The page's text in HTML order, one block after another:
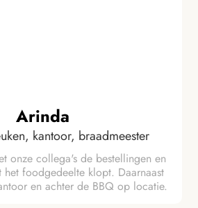
Arinda
kantoor, braadmeester
onze collega's de bestellingen en
foodgedeelte klopt. Daarnaast
en achter de BBQ op locatie.